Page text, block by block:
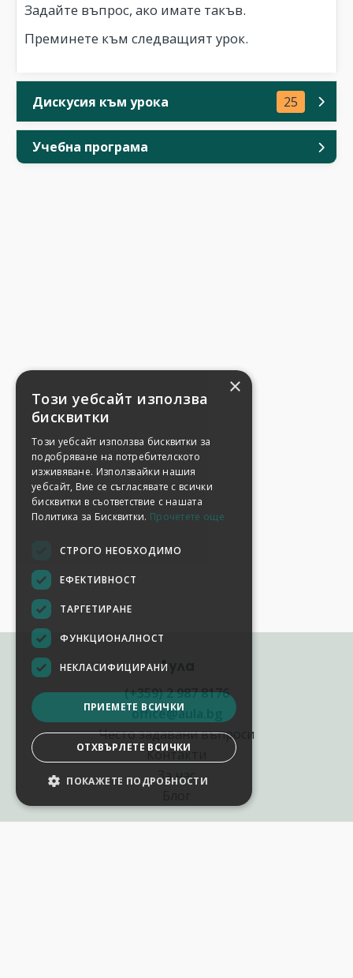
Задайте въпрос, ако имате такъв.
Преминете към следващият урок.
Дискусия към урока 25
Учебна програма
Аула
(+359) 2 987 8176
office@aula.bg
Често задавани въпроси
Контакти
За нас
×
Този уебсайт използва
бисквитки
Този уебсайт използва бисквитки за
подобряване на потребителското
изживяване. Използвайки нашия
уебсайт, Вие се съгласявате с всички
бисквитки в съответствие с нашата
Политика за Бисквитки. Прочетете още
СТРОГО НЕОБХОДИМО
ЕФЕКТИВНОСТ
ТАРГЕТИРАНЕ
ФУНКЦИОНАЛНОСТ
НЕКЛАСИФИЦИРАНИ
ПРИЕМЕТЕ ВСИЧКИ
ОТХВЪРЛЕТЕ ВСИЧКИ
ПОКАЖЕТЕ ПОДРОБНОСТИ